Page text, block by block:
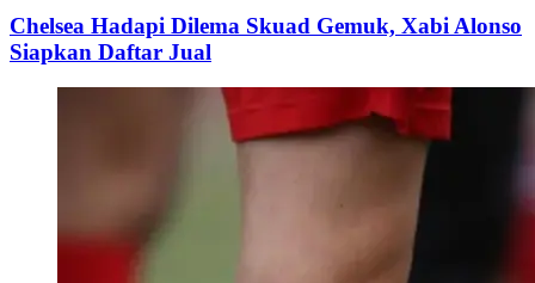
Chelsea Hadapi Dilema Skuad Gemuk, Xabi Alonso
Siapkan Daftar Jual